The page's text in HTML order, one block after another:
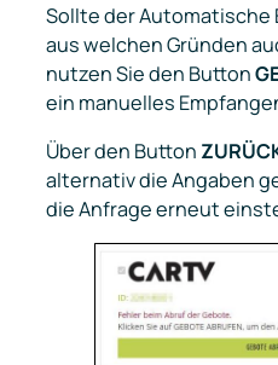
Sollte der Automatische
aus welchen Gründen
nutzen Sie den Button
ein manuelles
Über den Button
alternativ die Angaben
die Anfrage erneut